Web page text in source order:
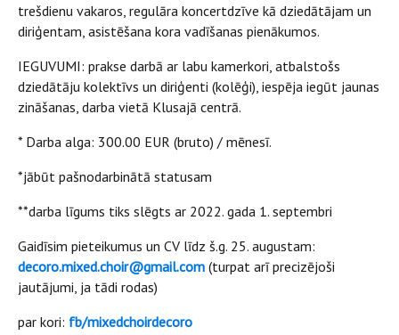
trešdienu vakaros, regulāra koncertdzīve kā dziedātājam un
diriģentam, asistēšana kora vadīšanas pienākumos.
IEGUVUMI: prakse darbā ar labu kamerkori, atbalstošs
dziedātāju kolektīvs un diriģenti (kolēģi), iespēja iegūt jaunas
zināšanas, darba vietā Klusajā centrā.
* Darba alga: 300.00 EUR (bruto) / mēnesī.
*jābūt pašnodarbinātā statusam
**darba līgums tiks slēgts ar 2022. gada 1. septembri
Gaidīsim pieteikumus un CV līdz š.g. 25. augustam:
decoro.mixed.choir@gmail.com (turpat arī precizējoši
jautājumi, ja tādi rodas)
par kori: fb/mixedchoirdecoro